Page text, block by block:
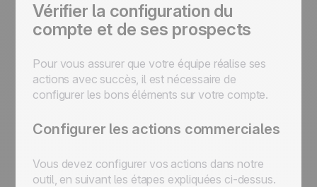
Vérifier la configuration du
compte et de ses prospects
Pour vous assurer que votre équipe réalise ses
actions avec succès, il est nécessaire de
configurer les bons éléments sur votre compte.
Configurer les actions commerciales
Vous devez configurer vos actions dans notre
outil, en suivant les étapes expliquées ci-dessus.